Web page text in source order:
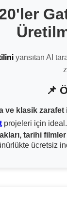
yansıtan AI
📌
ve klasik zarafet
projeleri için ideal.
tarihi
ücretsiz